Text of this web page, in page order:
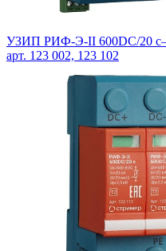
УЗИП РИФ-Э-II 600DC/20
арт. 123 002, 123 102